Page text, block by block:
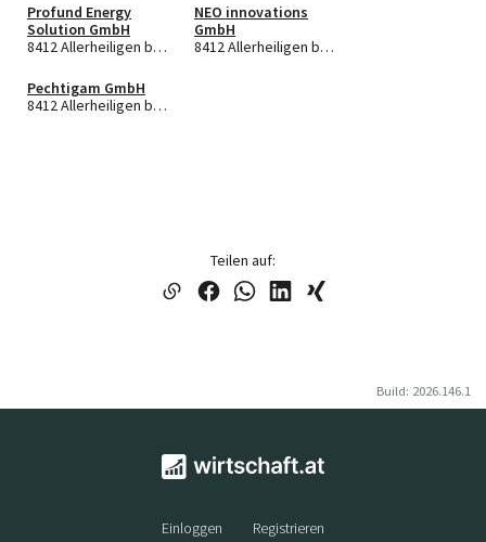
Profund Energy
Solution GmbH
8412 Allerheiligen bei Wildon
NEO innovations
GmbH
8412 Allerheiligen bei Wildon
Pechtigam GmbH
8412 Allerheiligen bei Wildon
Teilen auf:
Build: 2026.146.1
Einloggen Registrieren